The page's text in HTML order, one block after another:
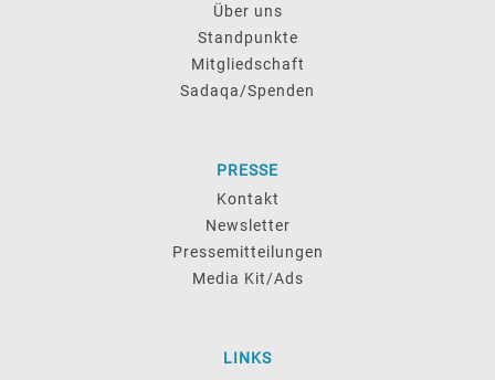
Über uns
Standpunkte
Mitgliedschaft
Sadaqa/Spenden
PRESSE
Kontakt
Newsletter
Pressemitteilungen
Media Kit/Ads
LINKS